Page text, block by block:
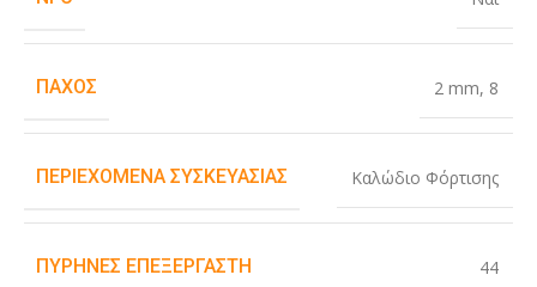
ΠΆΧΟΣ 2 mm, 8
ΠΕΡΙΕΧΌΜΕΝΑ ΣΥΣΚΕΥΑΣΊΑΣ Καλώδιο Φόρτισης
ΠΥΡΉΝΕΣ ΕΠΕΞΕΡΓΑΣΤΉ 44